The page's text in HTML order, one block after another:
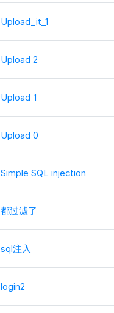
Upload_it_1
Upload 2
Upload 1
Upload 0
Simple SQL injection
都过滤了
sql注入
login2